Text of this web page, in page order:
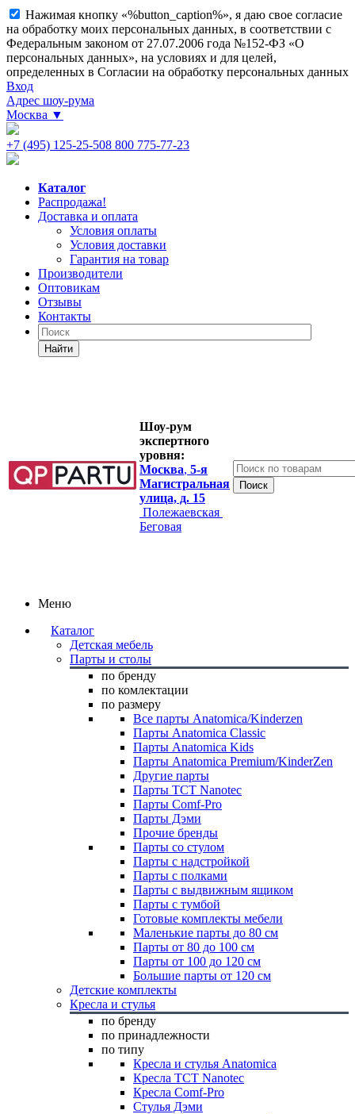
Нажимая кнопку «%button_caption%», я даю свое согласие
на обработку моих персональных данных, в соответствии с
Федеральным законом от 27.07.2006 года №152-ФЗ «О
персональных данных», на условиях и для целей,
определенных в Согласии на обработку персональных данных
Вход
Адрес шоу-рума
Москва ▼
+7 (495) 125-25-508 800 775-77-23
Каталог
Распродажа!
Доставка и оплата
Условия оплаты
Условия доставки
Гарантия на товар
Производители
Оптовикам
Отзывы
Контакты
Найти
Шоу-рум
экспертного
уровня:
Москва, 5-я
Магистральная
улица, д. 15
Полежаевская
Беговая
Меню
Каталог
Детская мебель
Парты и столы
по бренду
по комлектации
по размеру
Все парты Anatomica/Kinderzen
Парты Anatomica Classic
Парты Anatomica Kids
Парты Anatomica Premium/KinderZen
Другие парты
Парты TCT Nanotec
Парты Comf-Pro
Парты Дэми
Прочие бренды
Парты со стулом
Парты с надстройкой
Парты с полками
Парты с выдвижным ящиком
Парты с тумбой
Готовые комплекты мебели
Маленькие парты до 80 см
Парты от 80 до 100 см
Парты от 100 до 120 см
Большие парты от 120 см
Детские комплекты
Кресла и стулья
по бренду
по принадлежности
по типу
Кресла и стулья Anatomica
Кресла TCT Nanotec
Кресла Comf-Pro
Стулья Дэми